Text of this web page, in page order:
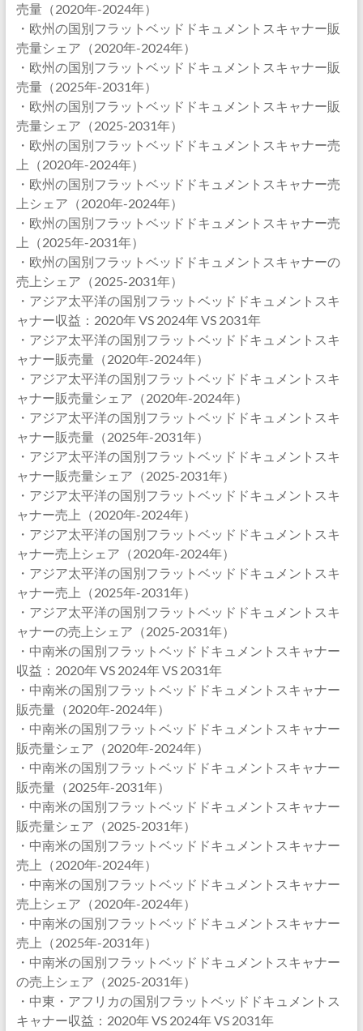
売量（2020年-2024年）
・欧州の国別フラットベッドドキュメントスキャナー販
売量シェア（2020年-2024年）
・欧州の国別フラットベッドドキュメントスキャナー販
売量（2025年-2031年）
・欧州の国別フラットベッドドキュメントスキャナー販
売量シェア（2025-2031年）
・欧州の国別フラットベッドドキュメントスキャナー売
上（2020年-2024年）
・欧州の国別フラットベッドドキュメントスキャナー売
上シェア（2020年-2024年）
・欧州の国別フラットベッドドキュメントスキャナー売
上（2025年-2031年）
・欧州の国別フラットベッドドキュメントスキャナーの
売上シェア（2025-2031年）
・アジア太平洋の国別フラットベッドドキュメントスキ
ャナー収益：2020年 VS 2024年 VS 2031年
・アジア太平洋の国別フラットベッドドキュメントスキ
ャナー販売量（2020年-2024年）
・アジア太平洋の国別フラットベッドドキュメントスキ
ャナー販売量シェア（2020年-2024年）
・アジア太平洋の国別フラットベッドドキュメントスキ
ャナー販売量（2025年-2031年）
・アジア太平洋の国別フラットベッドドキュメントスキ
ャナー販売量シェア（2025-2031年）
・アジア太平洋の国別フラットベッドドキュメントスキ
ャナー売上（2020年-2024年）
・アジア太平洋の国別フラットベッドドキュメントスキ
ャナー売上シェア（2020年-2024年）
・アジア太平洋の国別フラットベッドドキュメントスキ
ャナー売上（2025年-2031年）
・アジア太平洋の国別フラットベッドドキュメントスキ
ャナーの売上シェア（2025-2031年）
・中南米の国別フラットベッドドキュメントスキャナー
収益：2020年 VS 2024年 VS 2031年
・中南米の国別フラットベッドドキュメントスキャナー
販売量（2020年-2024年）
・中南米の国別フラットベッドドキュメントスキャナー
販売量シェア（2020年-2024年）
・中南米の国別フラットベッドドキュメントスキャナー
販売量（2025年-2031年）
・中南米の国別フラットベッドドキュメントスキャナー
販売量シェア（2025-2031年）
・中南米の国別フラットベッドドキュメントスキャナー
売上（2020年-2024年）
・中南米の国別フラットベッドドキュメントスキャナー
売上シェア（2020年-2024年）
・中南米の国別フラットベッドドキュメントスキャナー
売上（2025年-2031年）
・中南米の国別フラットベッドドキュメントスキャナー
の売上シェア（2025-2031年）
・中東・アフリカの国別フラットベッドドキュメントス
キャナー収益：2020年 VS 2024年 VS 2031年